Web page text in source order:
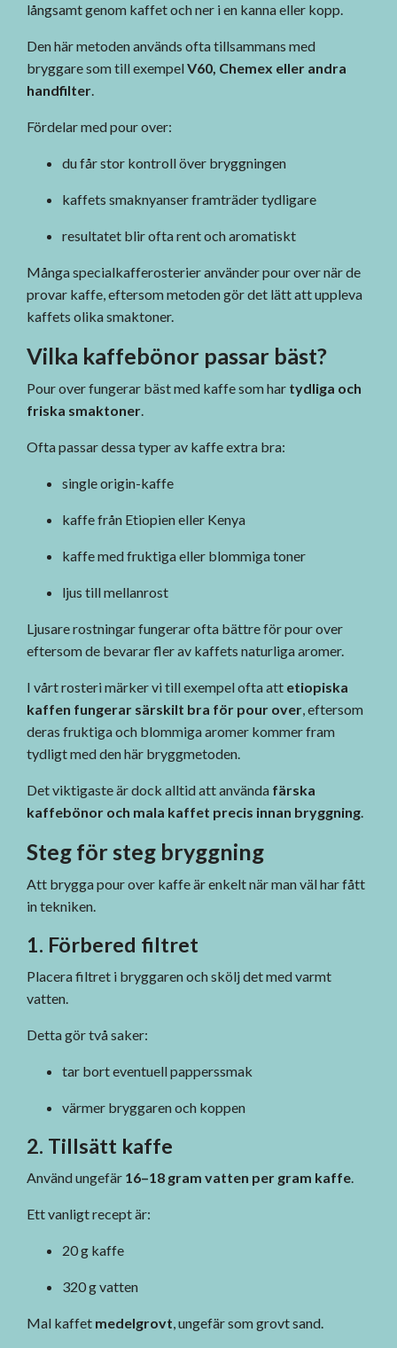
långsamt genom kaffet och ner i en kanna eller kopp.
Den här metoden används ofta tillsammans med
bryggare som till exempelV60, Chemex eller andra
handfilter.
Fördelar med pour over:
du får stor kontroll över bryggningen
kaffets smaknyanser framträder tydligare
resultatet blir ofta rent och aromatiskt
Många specialkafferosterier använder pour over när de
provar kaffe, eftersom metoden gör det lätt att uppleva
kaffets olika smaktoner.
Vilka kaffebönor passar bäst?
Pour over fungerar bäst med kaffe som har tydliga och
friska smaktoner.
Ofta passar dessa typer av kaffe extra bra:
single origin-kaffe
kaffe från Etiopien eller Kenya
kaffe med fruktiga eller blommiga toner
ljus till mellanrost
Ljusare rostningar fungerar ofta bättre för pour over
eftersom de bevarar fler av kaffets naturliga aromer.
I vårt rosteri märker vi till exempel ofta att etiopiska
kaffen fungerar särskilt bra för pour over, eftersom
deras fruktiga och blommiga aromer kommer fram
tydligt med den här bryggmetoden.
Det viktigaste är dock alltid att använda färska
kaffebönor och mala kaffet precis innan bryggning.
Steg för steg bryggning
Att brygga pour over kaffe är enkelt när man väl har fått
in tekniken.
1. Förbered filtret
Placera filtret i bryggaren och skölj det med varmt
vatten.
Detta gör två saker:
tar bort eventuell papperssmak
värmer bryggaren och koppen
2. Tillsätt kaffe
Använd ungefär 16–18 gram vatten per gram kaffe.
Ett vanligt recept är:
20 g kaffe
320 g vatten
Mal kaffet medelgrovt, ungefär som grovt sand.